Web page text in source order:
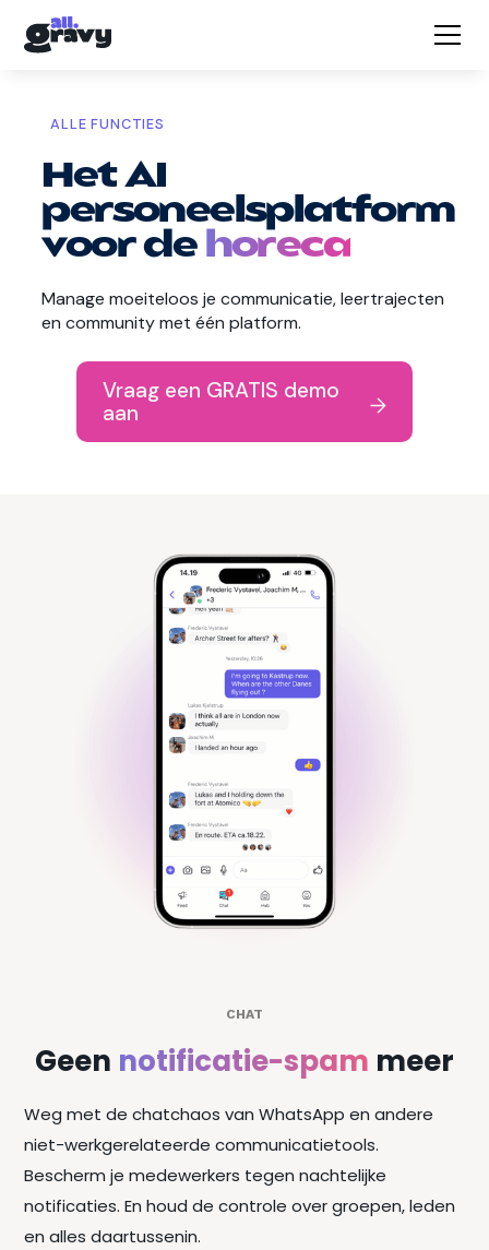
ALLE FUNCTIES
Het AI
personeelsplatform
voor de horeca
Manage moeiteloos je communicatie, leertrajecten
en community met één platform.
Vraag een GRATIS demo
aan
CHAT
Geen notificatie-spam meer
Weg met de chatchaos van WhatsApp en andere
niet-werkgerelateerde communicatietools.
Bescherm je medewerkers tegen nachtelijke
notificaties. En houd de controle over groepen, leden
en alles daartussenin.